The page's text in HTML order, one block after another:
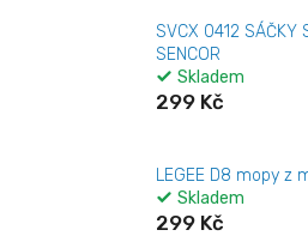
SVCX 0412 SÁČKY
SENCOR
Skladem
299 Kč
LEGEE D8 mopy z
Skladem
299 Kč